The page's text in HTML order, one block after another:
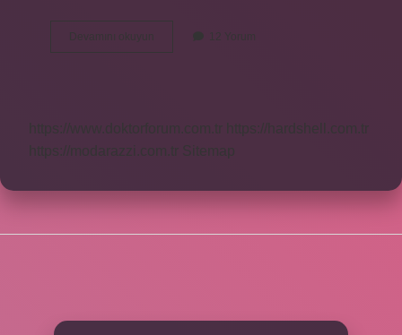
Devamını okuyun
Insana
12 Yorum
https://www.doktorforum.com.tr
https://hardshell.com.tr
https://modarazzi.com.tr
Sitemap